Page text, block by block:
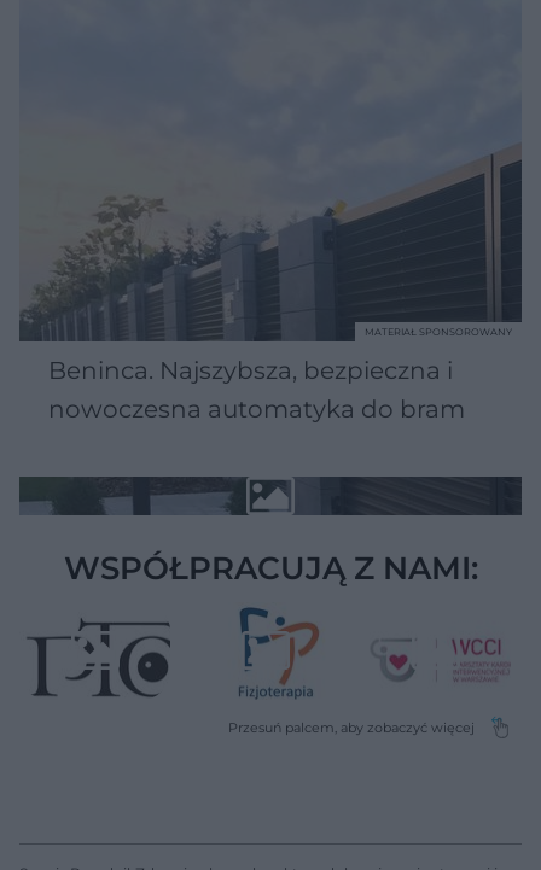
Beninca. Najszybsza, bezpieczna i
nowoczesna automatyka do bram
MATERIAŁ SPONSOROWANY
WSPÓŁPRACUJĄ Z NAMI: